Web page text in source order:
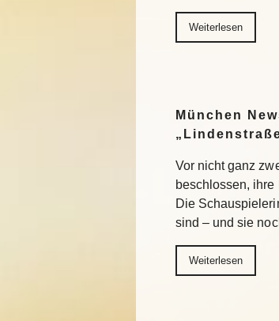
Weiterlesen
München
Vor nicht ganz
beschlossen,
Die
sind – und sie
Weiterlesen